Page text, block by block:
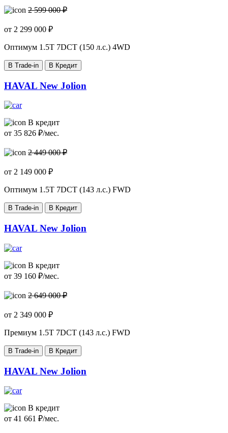
2 599 000 ₽
от 2 299 000 ₽
Оптимум 1.5T 7DCT (150 л.с.) 4WD
В Trade-in В Кредит
HAVAL New Jolion
В кредит
от 35 826 ₽/мес.
2 449 000 ₽
от 2 149 000 ₽
Оптимум 1.5T 7DCT (143 л.с.) FWD
В Trade-in В Кредит
HAVAL New Jolion
В кредит
от 39 160 ₽/мес.
2 649 000 ₽
от 2 349 000 ₽
Премиум 1.5T 7DCT (143 л.с.) FWD
В Trade-in В Кредит
HAVAL New Jolion
В кредит
от 41 661 ₽/мес.